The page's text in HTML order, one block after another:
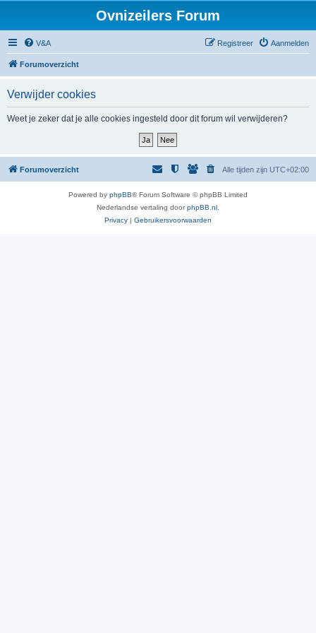
Ovnizeilers Forum
V&A Aanmelden
Registreer
Forumoverzicht
Verwijder cookies
Weet je zeker dat je alle cookies ingesteld door dit forum wil verwijderen?
Forumoverzicht Alle tijden zijn UTC+02:00
Powered by phpBB® Forum Software © phpBB Limited
Nederlandse vertaling doorphpBB.nl
Privacy | Gebruikersvoorwaarden